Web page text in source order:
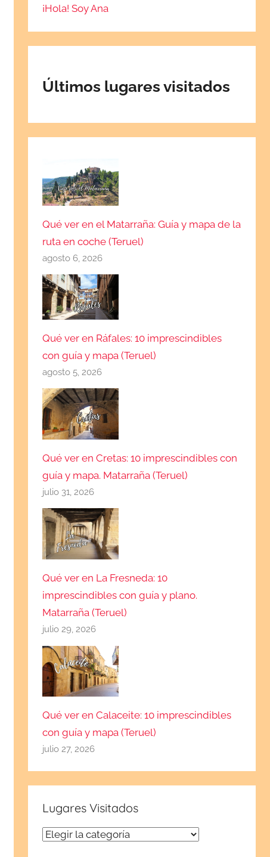
¡Hola! Soy Ana
Últimos lugares visitados
Qué ver en el Matarraña: Guía y mapa de la
ruta en coche (Teruel)
agosto 6, 2026
Qué ver en Ráfales: 10 imprescindibles
con guía y mapa (Teruel)
agosto 5, 2026
Qué ver en Cretas: 10 imprescindibles con
guía y mapa. Matarraña (Teruel)
julio 31, 2026
Qué ver en La Fresneda: 10
imprescindibles con guía y plano.
Matarraña (Teruel)
julio 29, 2026
Qué ver en Calaceite: 10 imprescindibles
con guía y mapa (Teruel)
julio 27, 2026
Lugares Visitados
Lugares